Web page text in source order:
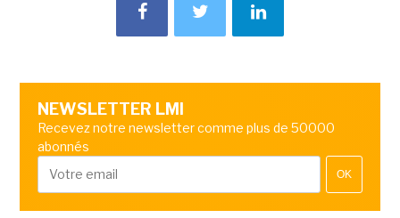
NEWSLETTER LMI
Recevez notre newsletter comme plus de 50000
abonnés
OK